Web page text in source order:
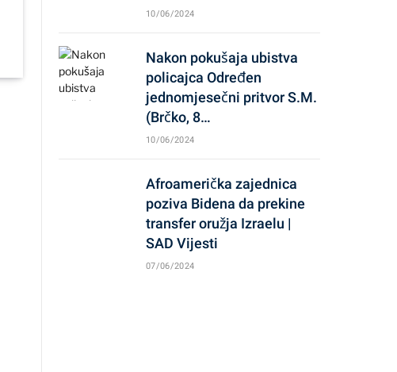
10/06/2024
Nakon pokušaja ubistva
policajca Određen
jednomjesečni pritvor S.M.
(Brčko, 8…
10/06/2024
Afroamerička zajednica
poziva Bidena da prekine
transfer oružja Izraelu |
SAD Vijesti
07/06/2024